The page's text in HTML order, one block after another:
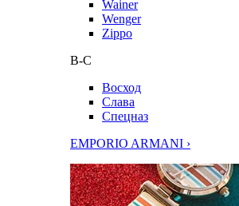
Wainer
Wenger
Zippo
В-С
Восход
Слава
Спецназ
EMPORIO ARMANI ›